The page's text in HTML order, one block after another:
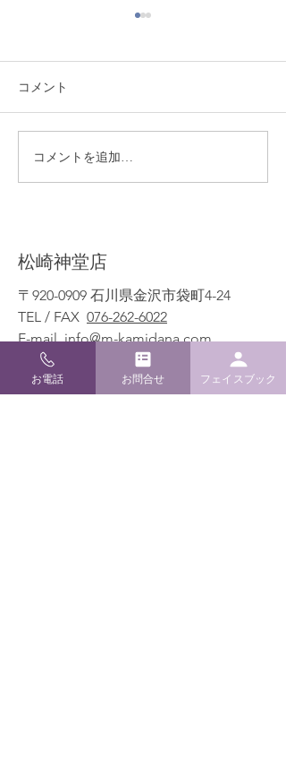
熊本地震により被災され
た皆様へ
コメント
コメントを追加…
​松崎神堂店
〒920-0909 石川県金沢市袋町4-24
TEL / FAX 076-262-6022
E-mailinfo@m-kamidana.com
ご利用ガイド
お電話 お問合せ フェイスブック